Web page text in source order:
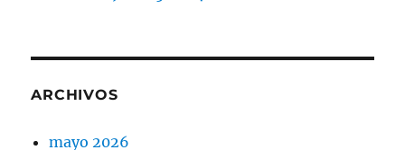
ARCHIVOS
mayo 2026